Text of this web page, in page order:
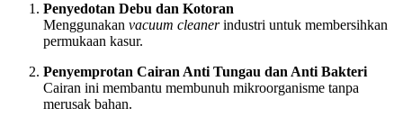
Penyedotan Debu dan Kotoran
Menggunakan vacuum cleanerindustri untuk membersihkan
permukaan kasur.
Penyemprotan Cairan Anti Tungau dan Anti Bakteri
Cairan ini membantu membunuh mikroorganisme tanpa
merusak bahan.